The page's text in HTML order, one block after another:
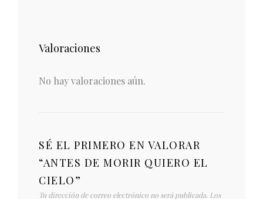
Valoraciones
No hay valoraciones aún.
SÉ EL PRIMERO EN VALORAR
“ANTES DE MORIR QUIERO EL
CIELO”
Tu dirección de correo electrónico no será publicada. Los